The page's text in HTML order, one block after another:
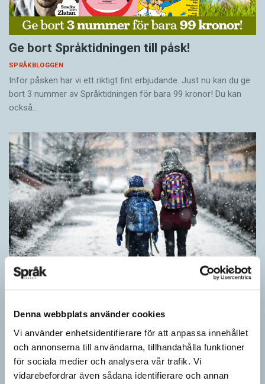
Denna webbplats använder cookies
Vi använder enhetsidentifierare för att anpassa innehållet
och annonserna till användarna, tillhandahålla funktioner
för sociala medier och analysera vår trafik. Vi
vidarebefordrar även sådana identifierare och annan
Ge bort Språktidningen till påsk!
SPRÅKBLOGGEN
Inför påsken har vi ett riktigt fint erbjudande. Just nu kan du ge
bort 3 nummer av Språktidningen för bara 99 kronor! Du kan
också…
Särskolan byter namn
Grundsärskola byter namn till anpassad grundskola och
gymnasiesärskolan till anpassad gymnasieskola. En som har
stor del i att detta namnbyte sker är artonåriga Leo Lust…